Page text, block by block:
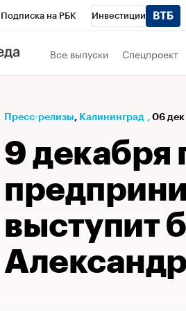
Подписка на РБК Инвестиции
РБК Вино
Проверка контрагентов Политика
Все выпуски Спецпроект
Пресс-релизы⁠, Калининград , 06 дек
9 декабря
выступит